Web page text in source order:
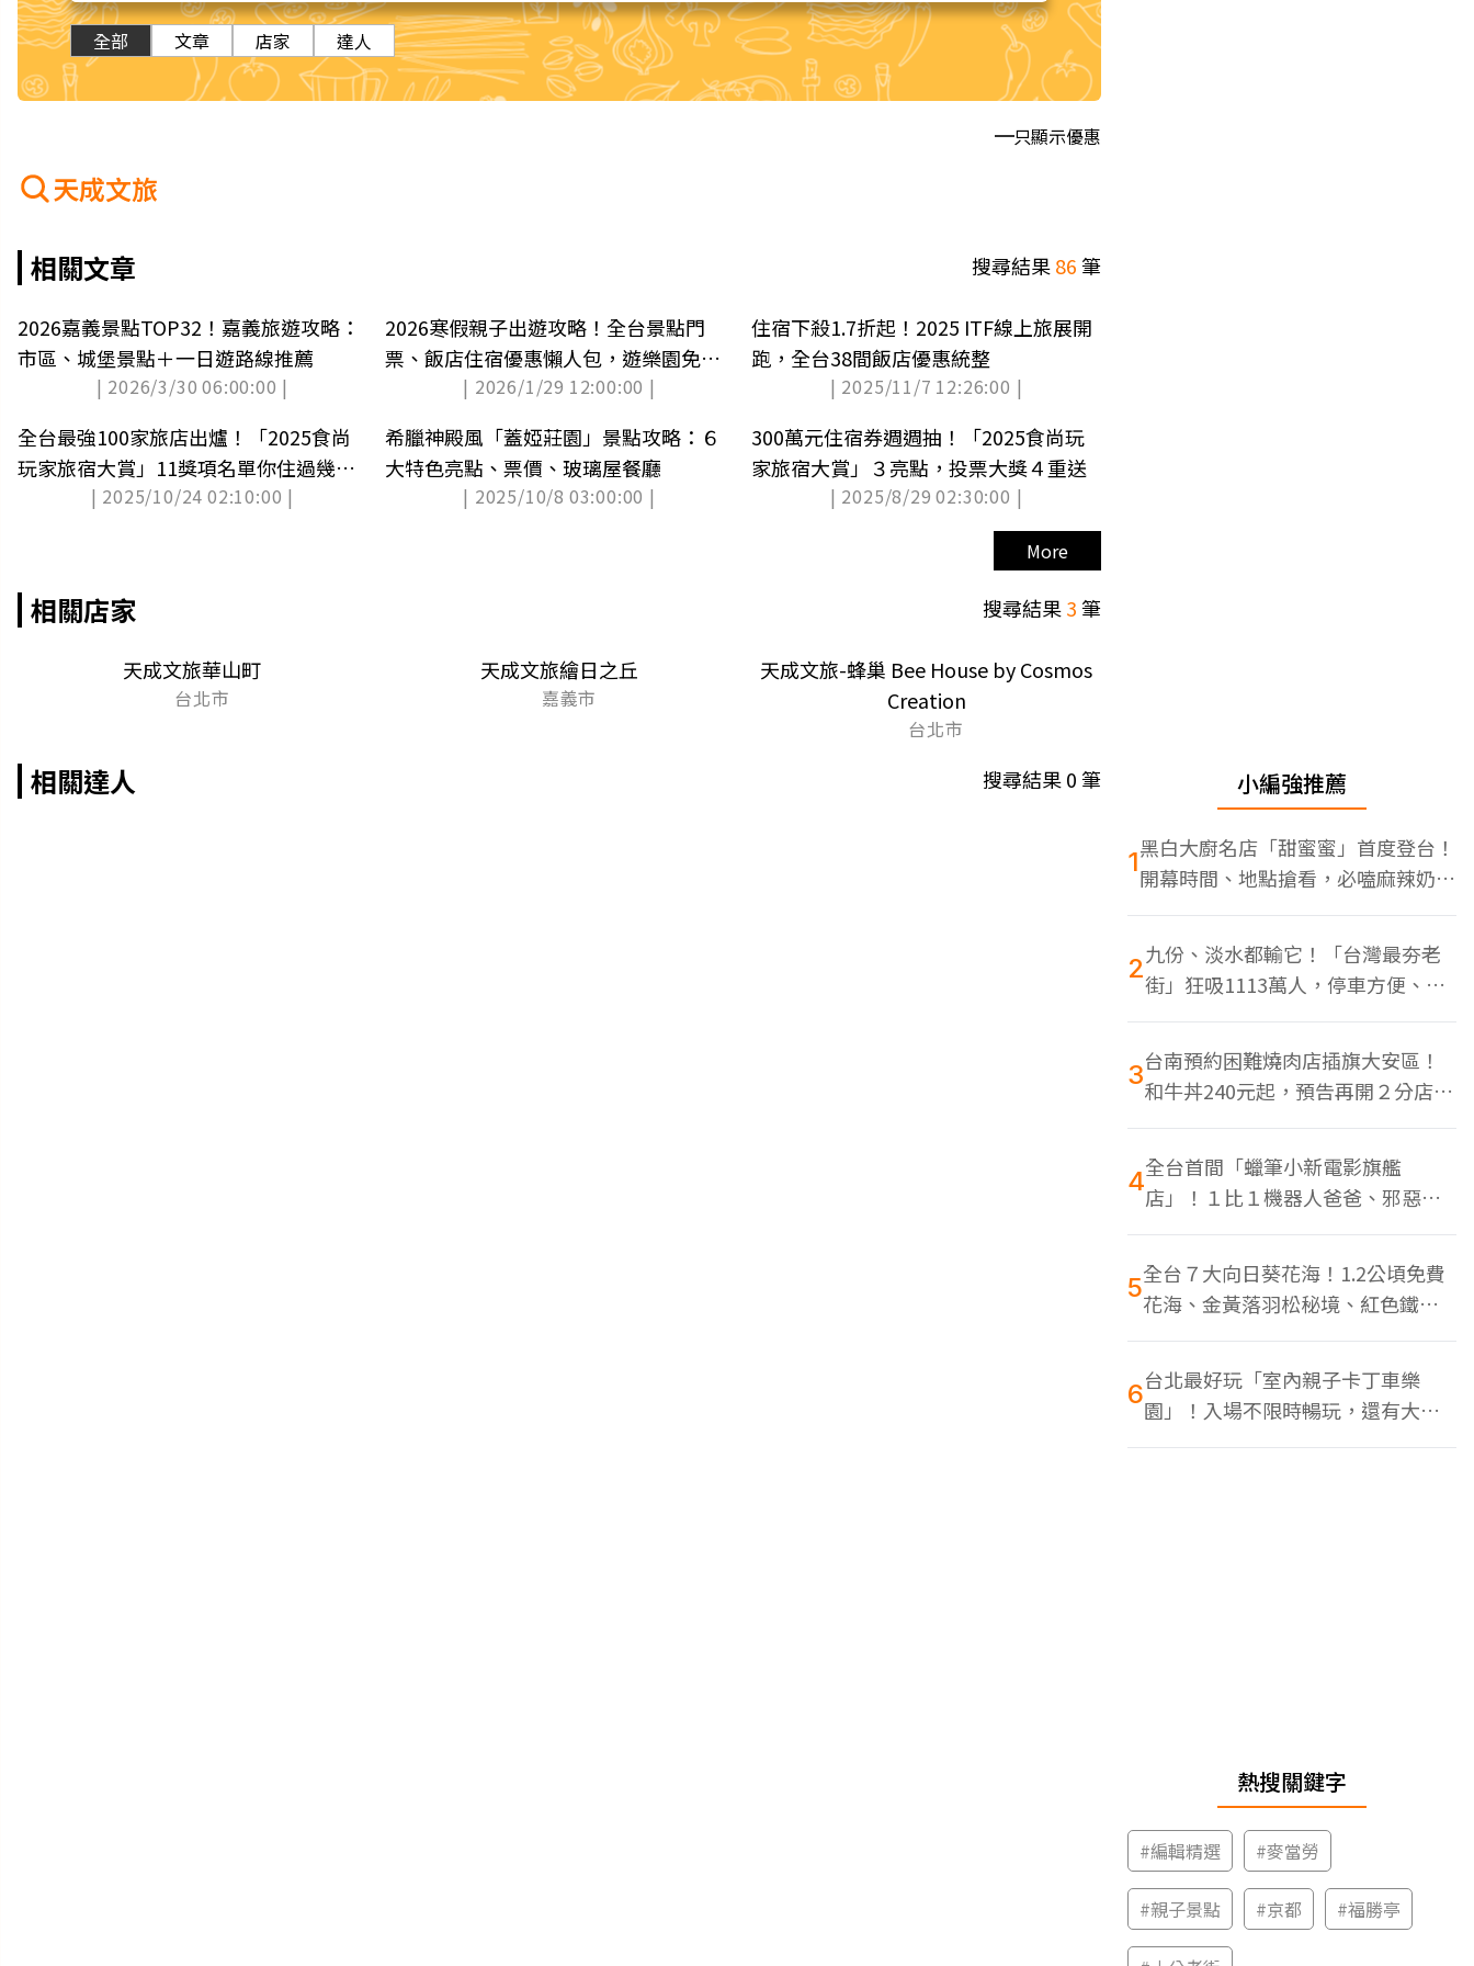
全部 文章 店家 達人
只顯示優惠
天成文旅
相關文章 搜尋結果86筆
2026嘉義景點TOP32！嘉義旅遊攻略：
市區、城堡景點＋一日遊路線推薦
| 2026/3/30 06:00:00 |
2026寒假親子出遊攻略！全台景點門
票、飯店住宿優惠懶人包，遊樂園免費
玩(中獎公布)| 2026/1/29 12:00:00 |
住宿下殺1.7折起！2025 ITF線上旅展開
跑，全台38間飯店優惠統整
| 2025/11/7 12:26:00 |
全台最強100家旅店出爐！「2025食尚
玩家旅宿大賞」11獎項名單你住過幾
間？（中獎公布）
| 2025/10/24 02:10:00 |
希臘神殿風「蓋婭莊園」景點攻略：６
大特色亮點、票價、玻璃屋餐廳
| 2025/10/8 03:00:00 |
300萬元住宿券週週抽！「2025食尚玩
家旅宿大賞」３亮點，投票大獎４重送
| 2025/8/29 02:30:00 |
More
相關店家 搜尋結果3筆
天成文旅華山町
台北市
天成文旅繪日之丘
嘉義市
天成文旅-蜂巢 Bee House by Cosmos
Creation
台北市
相關達人 搜尋結果0筆 小編強推薦
1黑白大廚名店「甜蜜蜜」首度登台！
開幕時間、地點搶看，必嗑麻辣奶油
蝦
2九份、淡水都輸它！「台灣最夯老
街」狂吸1113萬人，停車方便、特
色美食多
3台南預約困難燒肉店插旗大安區！
和牛丼240元起，預告再開２分店、
地點曝光
4全台首間「蠟筆小新電影旗艦
店」！１比１機器人爸爸、邪惡正
男，百款周邊買翻
5全台７大向日葵花海！1.2公頃免費
花海、金黃落羽松秘境、紅色鐵橋
同框
6台北最好玩「室內親子卡丁車樂
園」！入場不限時暢玩，還有大螢
幕Switch遊戲區
熱搜關鍵字
#編輯精選 #麥當勞
#親子景點 #京都 #福勝亭